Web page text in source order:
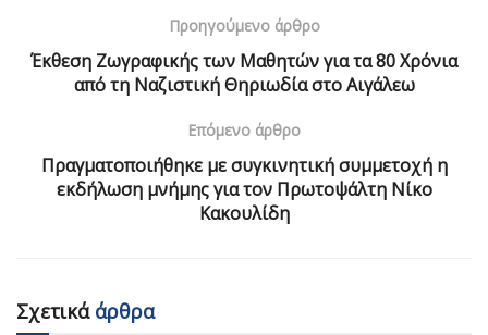
Προηγούμενο άρθρο
Έκθεση Ζωγραφικής των Μαθητών για τα 80 Χρόνια
από τη Ναζιστική Θηριωδία στο Αιγάλεω
Επόμενο άρθρο
Πραγματοποιήθηκε με συγκινητική συμμετοχή η
εκδήλωση μνήμης για τον Πρωτοψάλτη Νίκο
Κακουλίδη
Σχετικάάρθρα